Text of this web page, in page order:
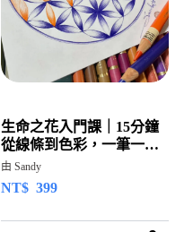
生命之花入門課｜15分鐘
從線條到色彩，一筆一畫
回到自己
由 Sandy
NT$ 399